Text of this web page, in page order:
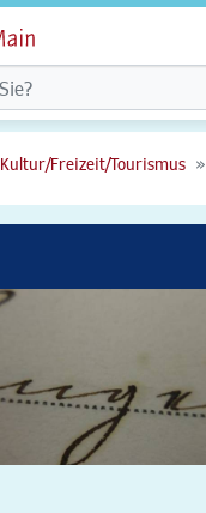
Kultur/Freizeit/Tourismus